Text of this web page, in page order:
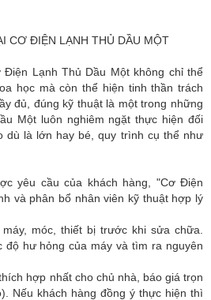
CƠ ĐIỆN LẠNH THỦ DẦU MỘT
Lạnh Thủ Dầu Một không chỉ thể
học mà còn thể hiện tinh thần trách
đủ, đúng kỹ thuật là một trong những
Một luôn nghiêm ngặt thực hiện đối
dù là lớn hay bé, quy trình cụ thể như
yêu cầu của khách hàng, "Cơ Điện
và phân bổ nhân viên kỹ thuật hợp lý
móc, thiết bị trước khi sửa chữa.
độ hư hỏng của máy và tìm ra nguyên
hợp nhất cho chủ nhà, báo giá trọn
Nếu khách hàng đồng ý thực hiện thì